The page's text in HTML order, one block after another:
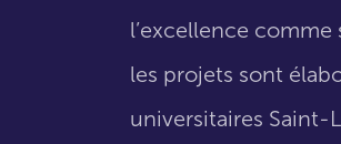
l’excellence
les projets sont
universitaires Saint-